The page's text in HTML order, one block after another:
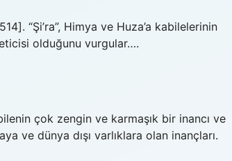
“Şi’ra”, Himya ve Huza’a kabilelerinin
olduğunu vurgular….
çok zengin ve karmaşık bir inancı ve
ve dünya dışı varlıklara olan inançları.